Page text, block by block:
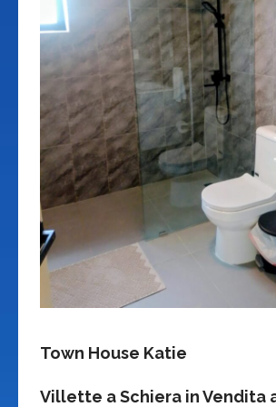
Town House Katie
Villette a Schiera in Vendita